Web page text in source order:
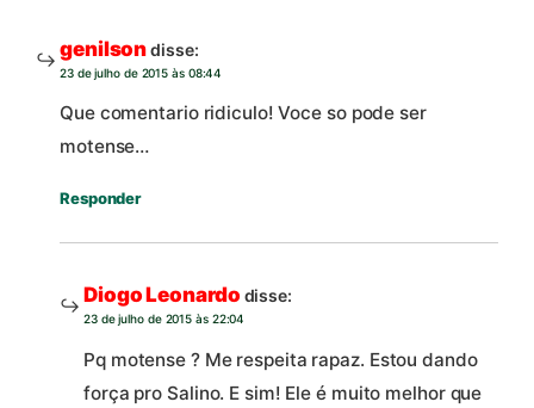
genilsondisse:
23 de julho de 2015 às 08:44
Que comentario ridiculo! Voce so pode ser
motense…
Responder
Diogo Leonardo disse:
23 de julho de 2015 às 22:04
Pq motense ? Me respeita rapaz. Estou dando
força pro Salino. E sim! Ele é muito melhor que